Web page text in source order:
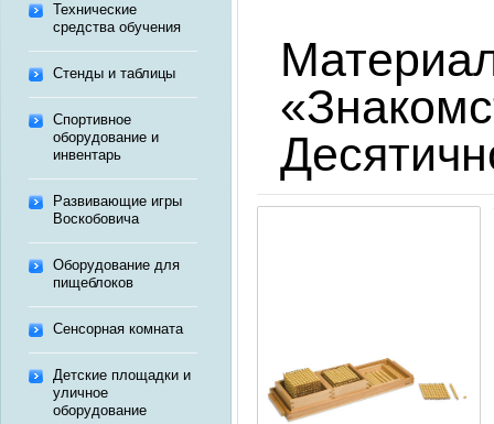
Технические
средства обучения
Стенды и таблицы
Спортивное
оборудование и
инвентарь
Развивающие игры
Воскобовича
Оборудование для
пищеблоков
Сенсорная комната
Детские площадки и
уличное
оборудование